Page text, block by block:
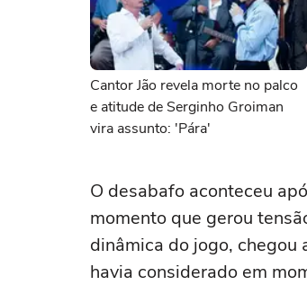
Cantor Jão revela morte no palco
e atitude de Serginho Groiman
vira assunto: 'Pára'
O desabafo aconteceu
momento que gerou
dinâmica do jogo,
havia considerado em